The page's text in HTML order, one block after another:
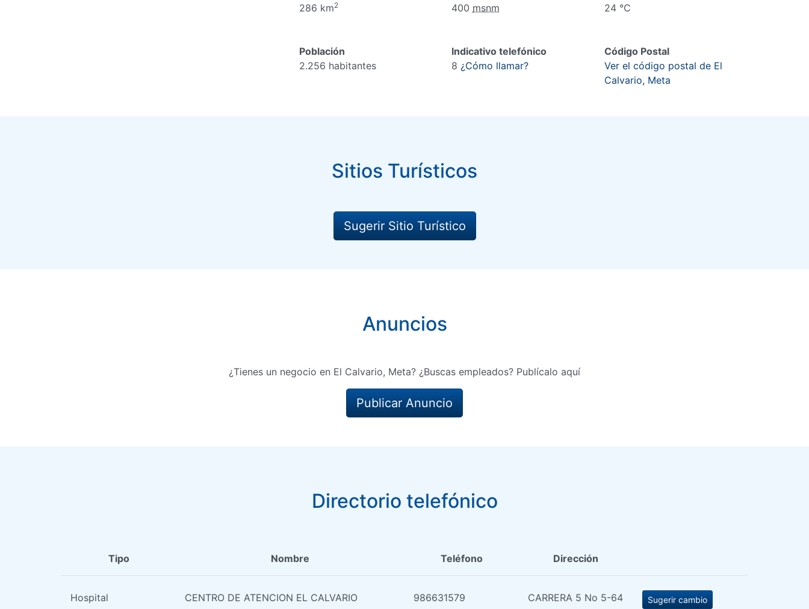
286 km2
400 msnm
24 °C
Población
2.256 habitantes
Indicativo telefónico
8 ¿Cómo llamar?
Código Postal
Ver el código postal de El
Calvario, Meta
Sitios Turísticos
Sugerir Sitio Turístico
Anuncios
¿Tienes un negocio en El Calvario, Meta? ¿Buscas empleados? Publícalo aquí
Publicar Anuncio
Directorio telefónico
Tipo Nombre Teléfono Dirección
Hospital CENTRO DE ATENCION EL CALVARIO 986631579 CARRERA 5 No 5-64 Sugerir cambio